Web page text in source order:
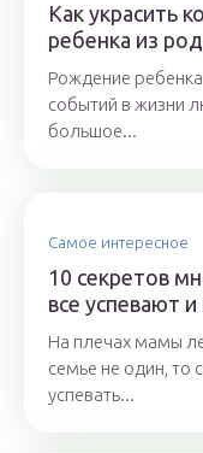
Как украсить
ребенка из
Рождение
событий в жизни
большое...
Самое интересное
10 секретов
все успевают
На плечах мамы
семье не один, то
успевать...